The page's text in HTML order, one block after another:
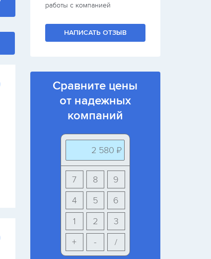
работы с компанией
НАПИСАТЬ ОТЗЫВ
Сравните цены
от надежных
компаний
2 580 ₽
9
8
7
6
5
4
3
2
1
+
- /